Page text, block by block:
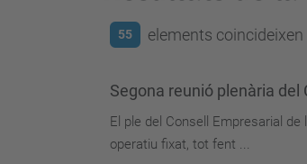
55 elements
Segona reunió plenària del
El ple del Consell Empresarial
operatiu fixat, tot fent ...